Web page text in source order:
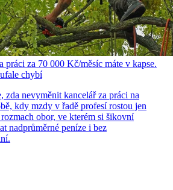
práci za 70 000 Kč/měsíc máte v kapse.
chybí
zda nevyměnit kancelář za práci na
kdy mzdy v řadě profesí rostou jen
obor, ve kterém si šikovní
nadprůměrné peníze i bez